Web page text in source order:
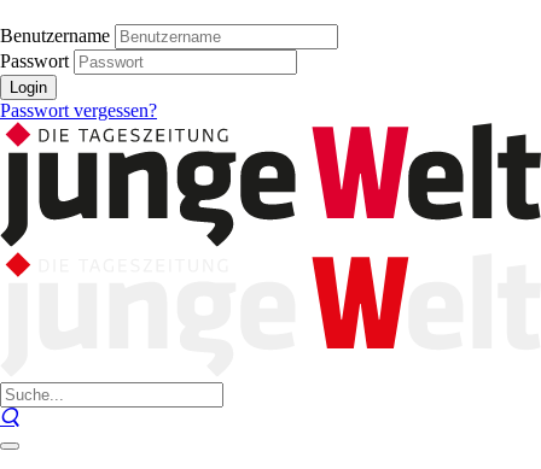
Benutzername
Passwort
Login
Passwort vergessen?